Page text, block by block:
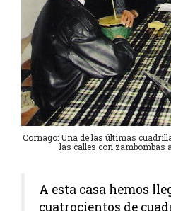
Cornago: Una de las últimas
las calles con zambombas
A esta casa hemos
cuatrocientos de